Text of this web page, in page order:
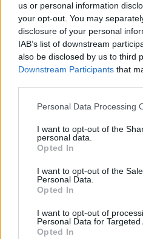
us or personal information
your opt-out. You may
disclosure of your personal
IAB’s list of downstream
also be disclosed by us to third
Downstream Participants that
Please note that this website/
not limited to your visit or usage
grant or deny consent to
use your data for below
consent section.
Personal Data Processing
I want to opt-out of the
personal data.
Opted In
I want to opt-out of the
Personal Data.
Opted In
I want to opt-out of
Personal Data for Targeted
Opted In
Se você é fã de SS Lazio,
pensar em investir, mas
como investimento primário.
Conclusão
SS Lazio é um clube italiano
nas redes sociais.sabemos
futebol como PSG,
grande resposta dos
mercado e construção de
comunidade de usuários de